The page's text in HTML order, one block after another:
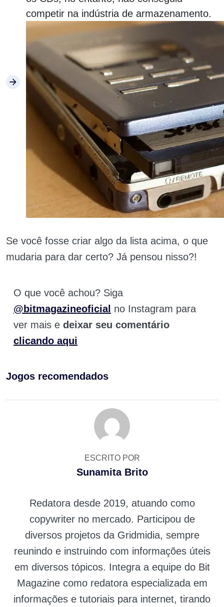
competir na indústria de armazenamento.
Se você fosse criar algo da lista acima, o que
mudaria para dar certo? Já pensou nisso?!
O que você achou? Siga
@bitmagazineoficial no Instagram para
ver mais e deixar seu comentário
clicando aqui
Jogos recomendados
ESCRITO POR
Sunamita Brito
Redatora desde 2019, atuando como
copywriter no mercado. Participou de
diversos projetos da Gridmidia, sempre
reunindo e instruindo com informações úteis
em diversos tópicos. Integra a equipe do Bit
Magazine como redatora especializada em
informações e tutoriais para internet, tirando